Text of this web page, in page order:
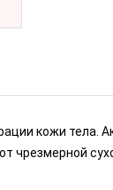
кожи тела.
чрезмерной